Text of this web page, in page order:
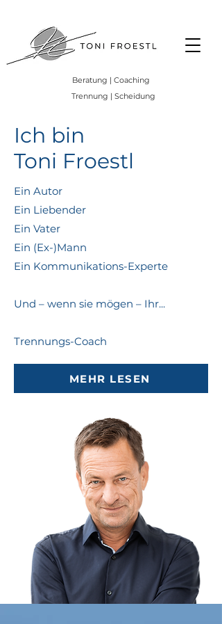
Beratung | Coaching
Trennung | Scheidung
Ich bin
Toni Froestl
Ein Autor
Ein Liebender
Ein Vater
Ein (Ex-)Mann
Ein Kommunikations-Experte
Und – wenn sie mögen – Ihr...
Trennungs-Coach
MEHR LESEN